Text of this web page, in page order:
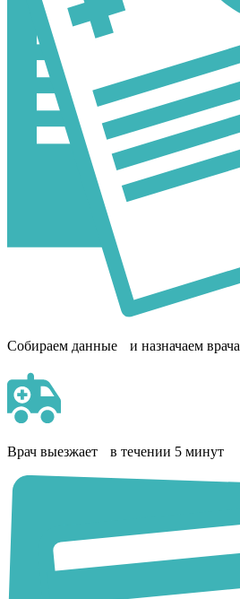
Собираем данные и назначаем врача
Врач выезжает в течении 5 минут